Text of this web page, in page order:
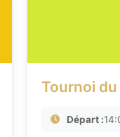
Tournoi
Départ :